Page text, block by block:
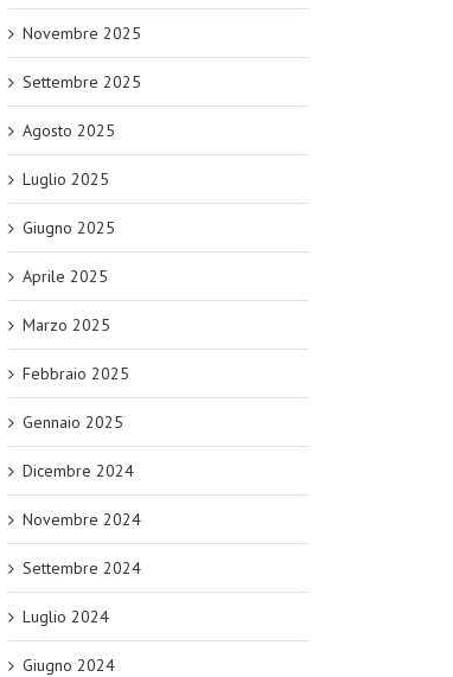
Novembre 2025
Settembre 2025
Agosto 2025
Luglio 2025
Giugno 2025
Aprile 2025
Marzo 2025
Febbraio 2025
Gennaio 2025
Dicembre 2024
Novembre 2024
Settembre 2024
Luglio 2024
Giugno 2024